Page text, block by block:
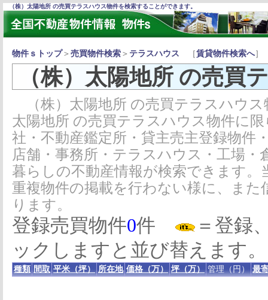
（株）太陽地所 の売買テラスハウス物件を検索することができます。
物件ｓトップ＞ 売買物件検索 ＞ テラスハウス ［賃貸物件検索へ］
（株）太陽地所 の売買
（株）太陽地所 の売買テラスハウ
太陽地所 の売買テラスハウス物件に
社・不動産鑑定所・貸主売主登録物件
店舗・事務所・テラスハウス・工場
暮らしの不動産情報が検索できます
重複物件の掲載を行わない様に、ま
ります。
登録売買物件0件
＝登録
ックしますと並び替えます。
種類 間取 平米（坪） 所在地 価格（万） 坪（万） 管理（円） 最